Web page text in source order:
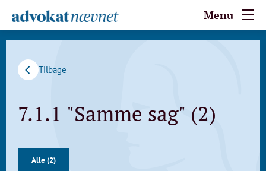
Menu
Tilbage
7.1.1 "Samme sag" (2)
Alle (2)